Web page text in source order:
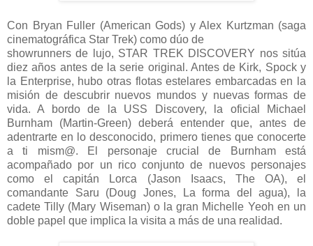
Con Bryan Fuller (American Gods) y Alex Kurtzman (saga
cinematográfica Star Trek) como dúo de
showrunners de lujo, STAR TREK DISCOVERY nos sitúa
diez años antes de la serie original. Antes de Kirk, Spock y
la Enterprise, hubo otras flotas estelares embarcadas en la
misión de descubrir nuevos mundos y nuevas formas de
vida. A bordo de la USS Discovery, la oficial Michael
Burnham (Martin-Green) deberá entender que, antes de
adentrarte en lo desconocido, primero tienes que conocerte
a ti mism@. El personaje crucial de Burnham está
acompañado por un rico conjunto de nuevos personajes
como el capitán Lorca (Jason Isaacs, The OA), el
comandante Saru (Doug Jones, La forma del agua), la
cadete Tilly (Mary Wiseman) o la gran Michelle Yeoh en un
doble papel que implica la visita a más de una realidad.